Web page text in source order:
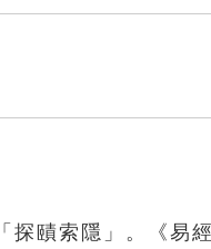
探賾索隱」。《易